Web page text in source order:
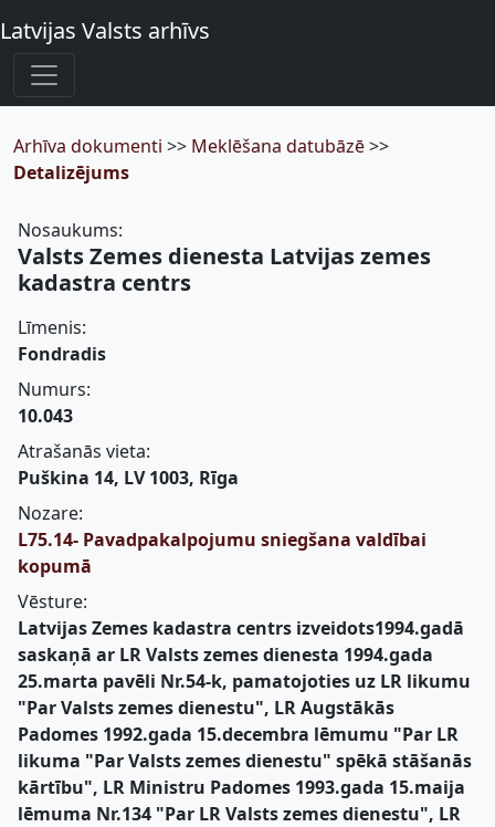
Latvijas Valsts arhīvs
Arhīva dokumenti >> Meklēšana datubāzē>>
Detalizējums
Nosaukums:
Valsts Zemes dienesta Latvijas zemes
kadastra centrs
Līmenis:
Fondradis
Numurs:
10.043
Atrašanās vieta:
Puškina 14, LV 1003, Rīga
Nozare:
L75.14- Pavadpakalpojumu sniegšana valdībai
kopumā
Vēsture:
Latvijas Zemes kadastra centrs izveidots1994.gadā
saskaņā ar LR Valsts zemes dienesta 1994.gada
25.marta pavēli Nr.54-k, pamatojoties uz LR likumu
"Par Valsts zemes dienestu", LR Augstākās
Padomes 1992.gada 15.decembra lēmumu "Par LR
likuma "Par Valsts zemes dienestu" spēkā stāšanās
kārtību", LR Ministru Padomes 1993.gada 15.maija
lēmuma Nr.134 "Par LR Valsts zemes dienestu", LR